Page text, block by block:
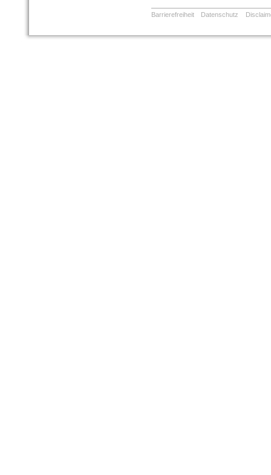
Barrierefreiheit Datenschutz